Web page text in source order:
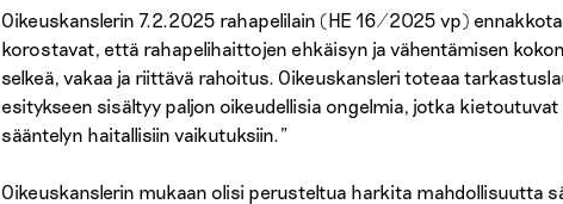
Oikeuskanslerin 7.2.2025 rahapelilain (HE 16/2025 vp)
korostavat, että rahapelihaittojen ehkäisyn ja vähentämisen
selkeä, vakaa ja riittävä rahoitus. Oikeuskansleri toteaa
esitykseen sisältyy paljon oikeudellisia ongelmia, jotka
sääntelyn haitallisiin vaikutuksiin.”
Oikeuskanslerin mukaan olisi perusteltua harkita mahdollisuutta